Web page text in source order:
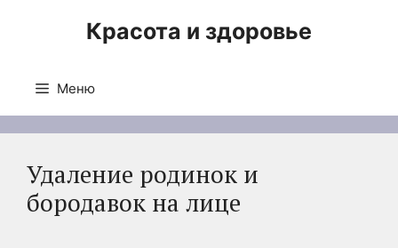
Красота и здоровье
Меню
Удаление родинок и
бородавок на лице